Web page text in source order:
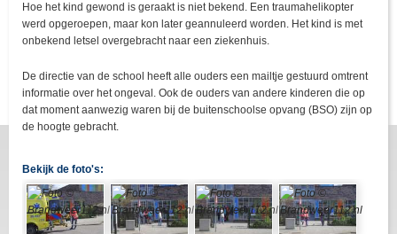
Hoe het kind gewond is geraakt is niet bekend. Een traumahelikopter
werd opgeroepen, maar kon later geannuleerd worden. Het kind is met
onbekend letsel overgebracht naar een ziekenhuis.
De directie van de school heeft alle ouders een mailtje gestuurd omtrent
informatie over het ongeval. Ook de ouders van andere kinderen die op
dat moment aanwezig waren bij de buitenschoolse opvang (BSO) zijn op
de hoogte gebracht.
Bekijk de foto's: